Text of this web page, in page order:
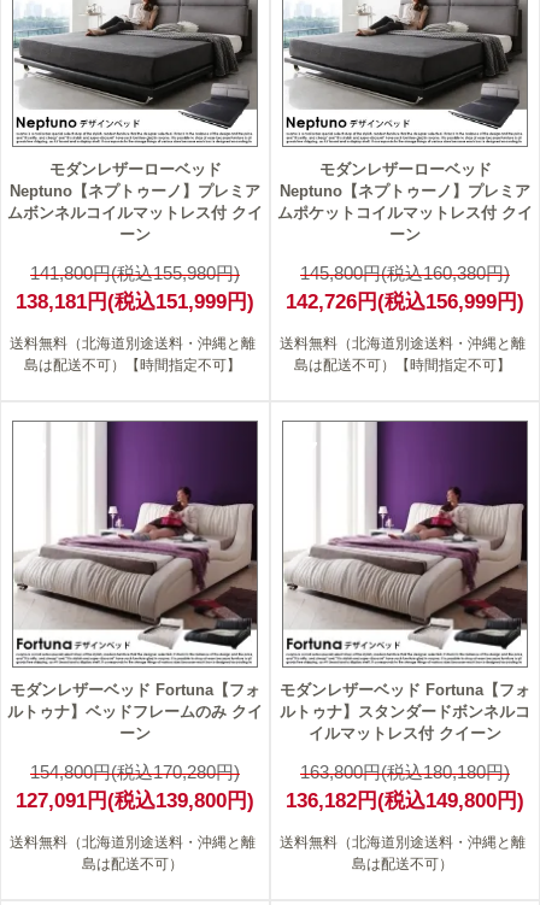
モダンレザーローベッド
Neptuno【ネプトゥーノ】プレミア
ムボンネルコイルマットレス付 クイ
ーン
141,800円(税込155,980円)
138,181円(税込151,999円)
送料無料（北海道別途送料・沖縄と離
島は配送不可）【時間指定不可】
モダンレザーローベッド
Neptuno【ネプトゥーノ】プレミア
ムポケットコイルマットレス付 クイ
ーン
145,800円(税込160,380円)
142,726円(税込156,999円)
送料無料（北海道別途送料・沖縄と離
島は配送不可）【時間指定不可】
モダンレザーベッド Fortuna【フォ
ルトゥナ】ベッドフレームのみ クイ
ーン
154,800円(税込170,280円)
127,091円(税込139,800円)
送料無料（北海道別途送料・沖縄と離
島は配送不可）
モダンレザーベッド Fortuna【フォ
ルトゥナ】スタンダードボンネルコ
イルマットレス付 クイーン
163,800円(税込180,180円)
136,182円(税込149,800円)
送料無料（北海道別途送料・沖縄と離
島は配送不可）